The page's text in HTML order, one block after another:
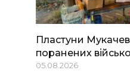
Пластуни
поранених
05.08.2026